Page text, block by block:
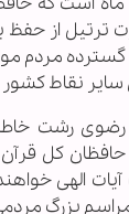
ترتیل از حفظ
گسترده مردم
سایر نقاط
رضوی رشت
حافظان کل
الهی
مراسم بزرگ